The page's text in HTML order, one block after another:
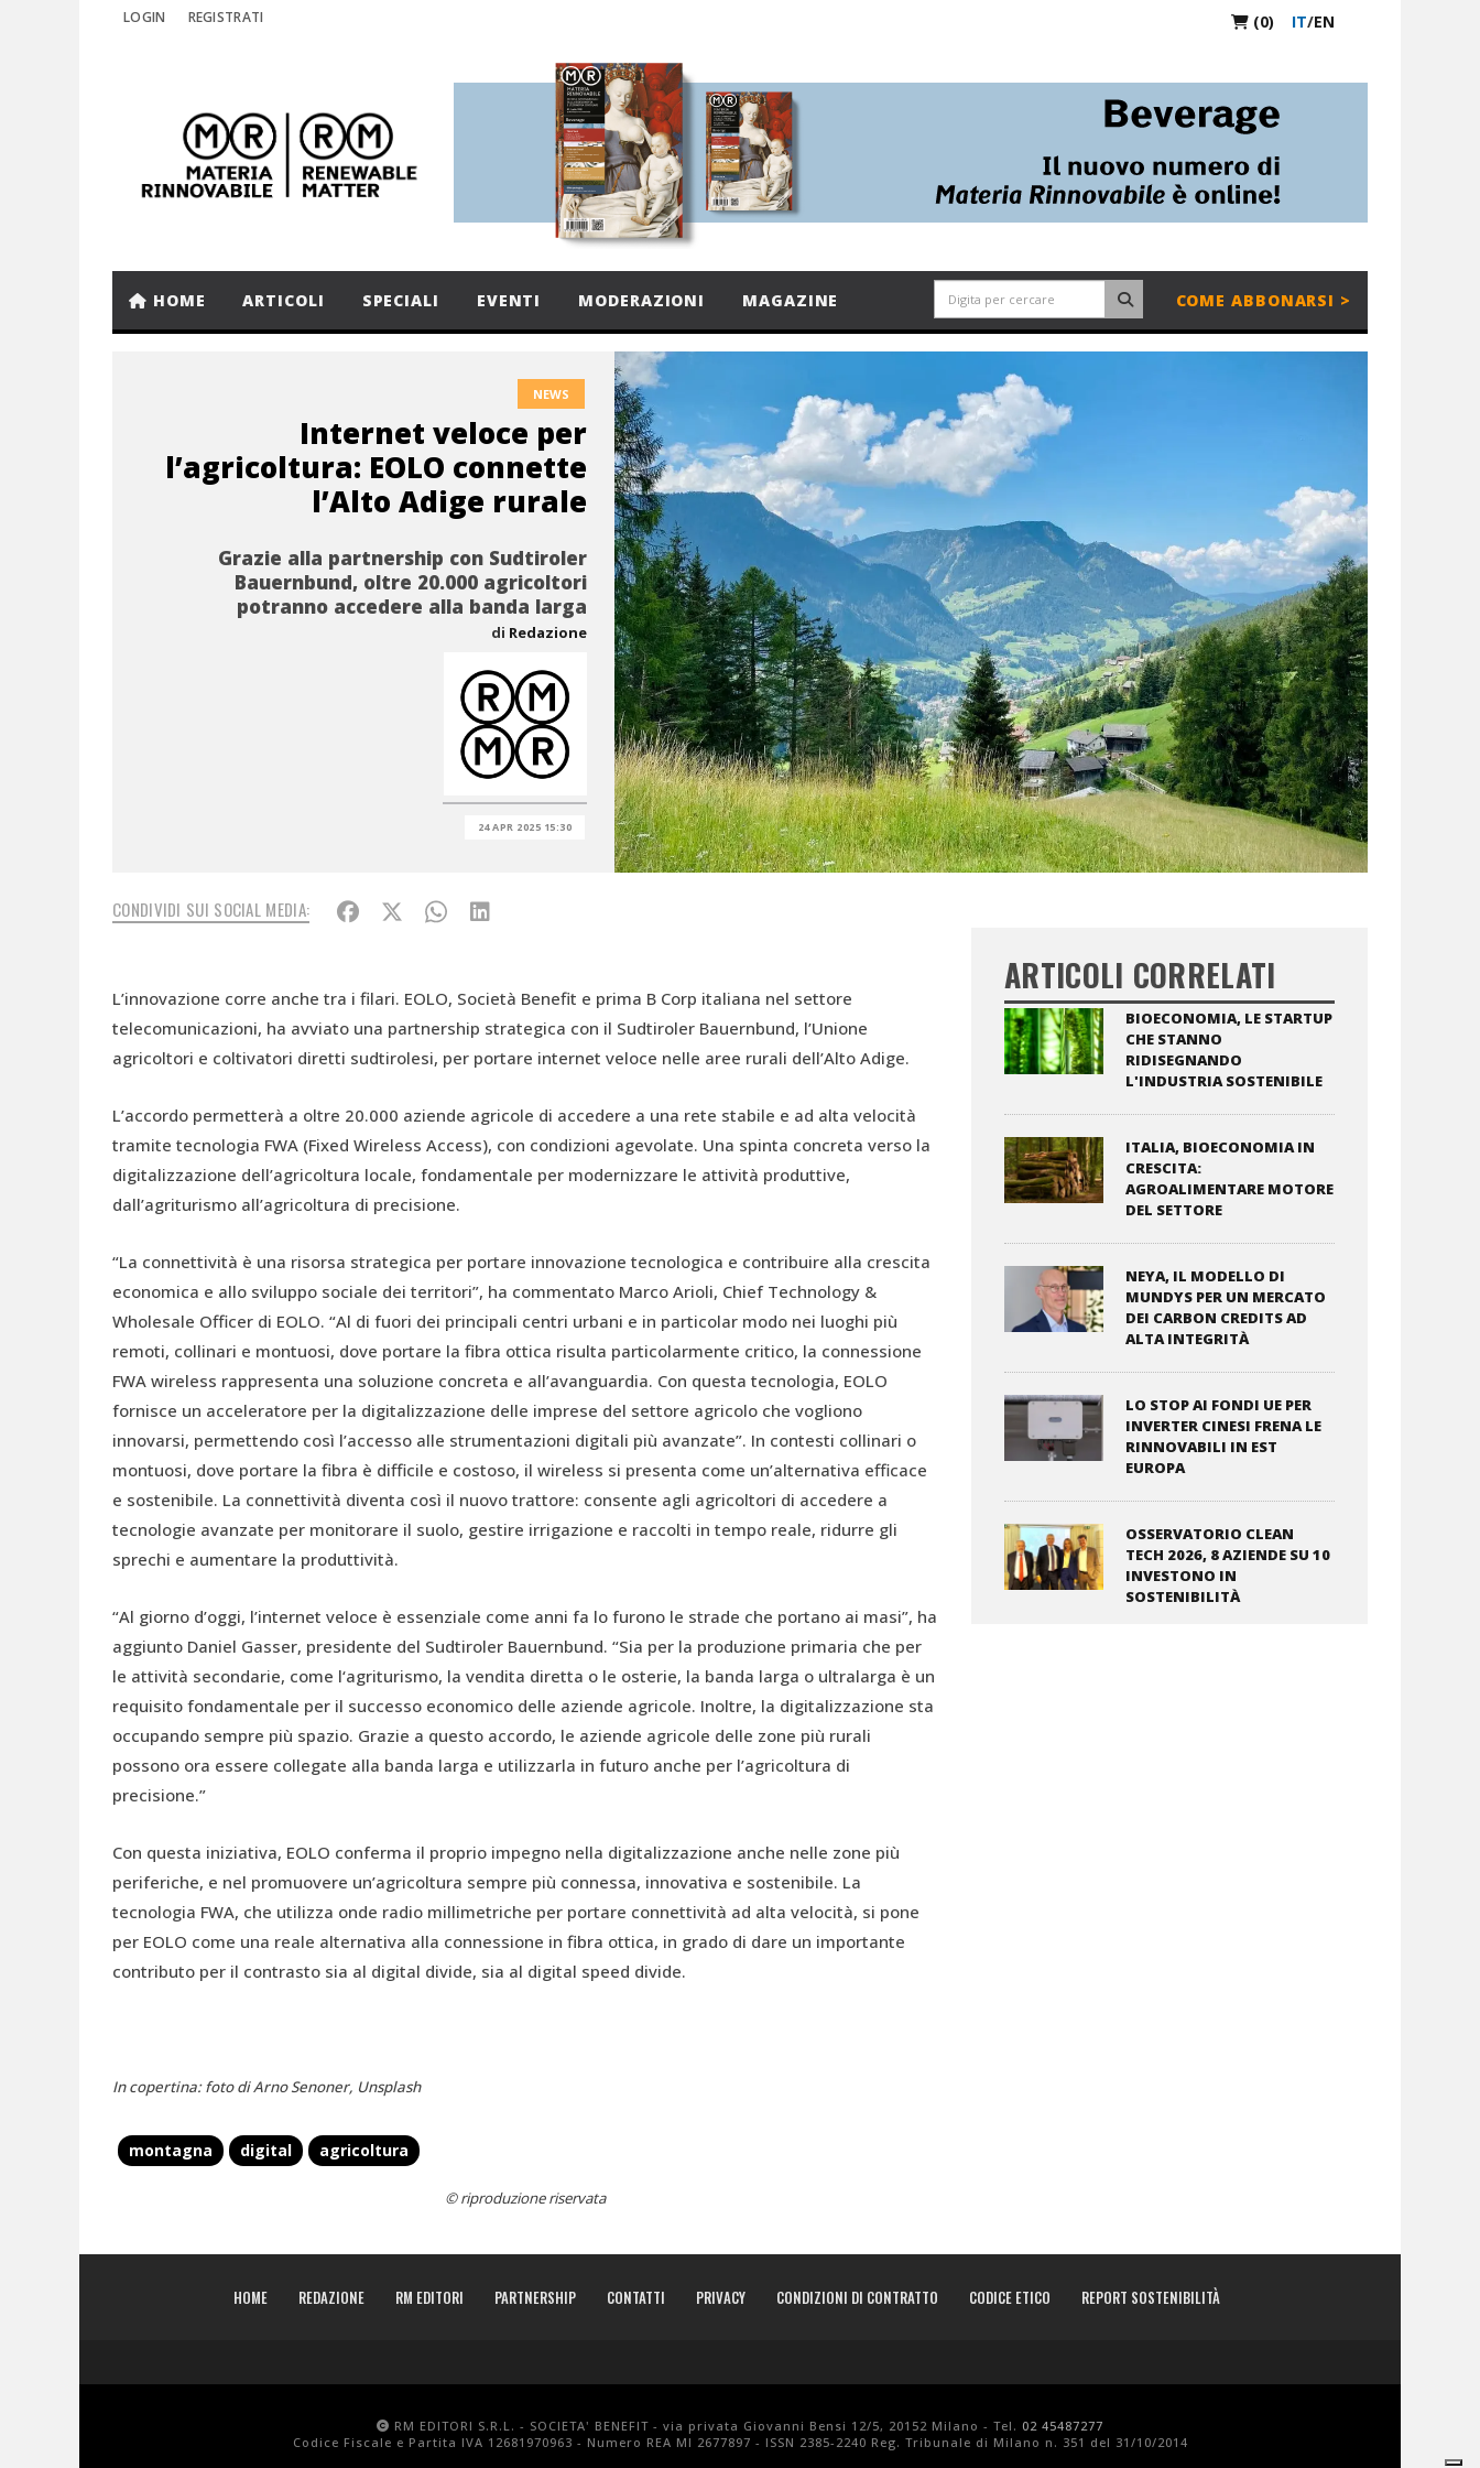
LOGIN REGISTRATI (0) IT/EN
HOME ARTICOLI SPECIALI EVENTI MODERAZIONI MAGAZINE COME ABBONARSI >
NEWS
Internet veloce per
l’agricoltura: EOLO connette
l’Alto Adige rurale
Grazie alla partnership con Sudtiroler
Bauernbund, oltre 20.000 agricoltori
potranno accedere alla banda larga
di Redazione
24 APR 2025 15:30
CONDIVIDI SUI SOCIAL MEDIA:
L’innovazione corre anche tra i filari. EOLO, Società Benefit e prima B Corp italiana nel settore
telecomunicazioni, ha avviato una partnership strategica con il Sudtiroler Bauernbund, l’Unione
agricoltori e coltivatori diretti sudtirolesi, per portare internet veloce nelle aree rurali dell’Alto Adige.
L’accordo permetterà a oltre 20.000 aziende agricole di accedere a una rete stabile e ad alta velocità
tramite tecnologia FWA (Fixed Wireless Access), con condizioni agevolate. Una spinta concreta verso la
digitalizzazione dell’agricoltura locale, fondamentale per modernizzare le attività produttive,
dall’agriturismo all’agricoltura di precisione.
“La connettività è una risorsa strategica per portare innovazione tecnologica e contribuire alla crescita
economica e allo sviluppo sociale dei territori”, ha commentato Marco Arioli, Chief Technology &
Wholesale Officer di EOLO. “Al di fuori dei principali centri urbani e in particolar modo nei luoghi più
remoti, collinari e montuosi, dove portare la fibra ottica risulta particolarmente critico, la connessione
FWA wireless rappresenta una soluzione concreta e all’avanguardia. Con questa tecnologia, EOLO
fornisce un acceleratore per la digitalizzazione delle imprese del settore agricolo che vogliono
innovarsi, permettendo così l’accesso alle strumentazioni digitali più avanzate”. In contesti collinari o
montuosi, dove portare la fibra è difficile e costoso, il wireless si presenta come un’alternativa efficace
e sostenibile. La connettività diventa così il nuovo trattore: consente agli agricoltori di accedere a
tecnologie avanzate per monitorare il suolo, gestire irrigazione e raccolti in tempo reale, ridurre gli
sprechi e aumentare la produttività.
“Al giorno d’oggi, l’internet veloce è essenziale come anni fa lo furono le strade che portano ai masi”, ha
aggiunto Daniel Gasser, presidente del Sudtiroler Bauernbund. “Sia per la produzione primaria che per
le attività secondarie, come l‘agriturismo, la vendita diretta o le osterie, la banda larga o ultralarga è un
requisito fondamentale per il successo economico delle aziende agricole. Inoltre, la digitalizzazione sta
occupando sempre più spazio. Grazie a questo accordo, le aziende agricole delle zone più rurali
possono ora essere collegate alla banda larga e utilizzarla in futuro anche per l’agricoltura di
precisione.”
Con questa iniziativa, EOLO conferma il proprio impegno nella digitalizzazione anche nelle zone più
periferiche, e nel promuovere un’agricoltura sempre più connessa, innovativa e sostenibile. La
tecnologia FWA, che utilizza onde radio millimetriche per portare connettività ad alta velocità, si pone
per EOLO come una reale alternativa alla connessione in fibra ottica, in grado di dare un importante
contributo per il contrasto sia al digital divide, sia al digital speed divide.
In copertina: foto di Arno Senoner, Unsplash
montagna digital agricoltura
© riproduzione riservata
ARTICOLI CORRELATI
BIOECONOMIA, LE STARTUP
CHE STANNO
RIDISEGNANDO
L'INDUSTRIA SOSTENIBILE
ITALIA, BIOECONOMIA IN
CRESCITA:
AGROALIMENTARE MOTORE
DEL SETTORE
NEYA, IL MODELLO DI
MUNDYS PER UN MERCATO
DEI CARBON CREDITS AD
ALTA INTEGRITÀ
LO STOP AI FONDI UE PER
INVERTER CINESI FRENA LE
RINNOVABILI IN EST
EUROPA
OSSERVATORIO CLEAN
TECH 2026, 8 AZIENDE SU 10
INVESTONO IN
SOSTENIBILITÀ
HOME REDAZIONE RM EDITORI PARTNERSHIP CONTATTI PRIVACY CONDIZIONI DI CONTRATTO CODICE ETICO REPORT SOSTENIBILITÀ
RM EDITORI S.R.L. - SOCIETA' BENEFIT - via privata Giovanni Bensi 12/5, 20152 Milano - Tel. 02 45487277
Codice Fiscale e Partita IVA 12681970963 - Numero REA MI 2677897 - ISSN 2385-2240 Reg. Tribunale di Milano n. 351 del 31/10/2014